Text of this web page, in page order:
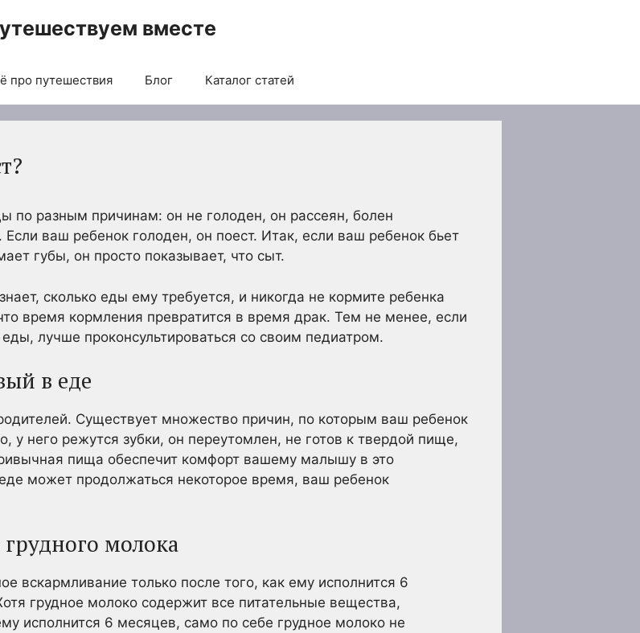
вместе
про путешествия Блог Каталог статей
по разным причинам: он не голоден, он рассеян, болен
ваш ребенок голоден, он поест. Итак, если ваш ребенок бьет
губы, он просто показывает, что сыт.
сколько еды ему требуется, и никогда не кормите ребенка
время кормления превратится в время драк. Тем не менее, если
лучше проконсультироваться со своим педиатром.
в еде
Существует множество причин, по которым ваш ребенок
него режутся зубки, он переутомлен, не готов к твердой пище,
пища обеспечит комфорт вашему малышу в это
может продолжаться некоторое время, ваш ребенок
молока
вскармливание только после того, как ему исполнится 6
грудное молоко содержит все питательные вещества,
исполнится 6 месяцев, само по себе грудное молоко не